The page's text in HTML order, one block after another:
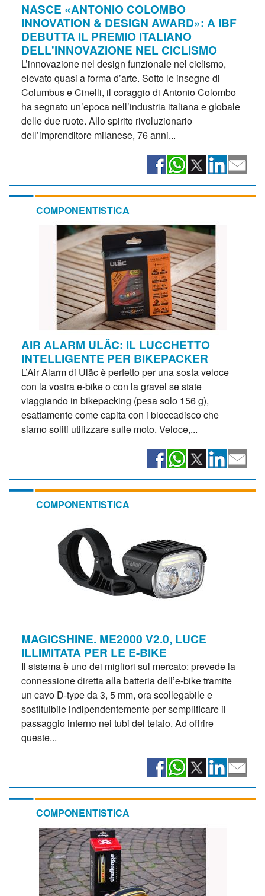
NASCE «ANTONIO COLOMBO
INNOVATION & DESIGN AWARD»: A IBF
DEBUTTA IL PREMIO ITALIANO
DELL'INNOVAZIONE NEL CICLISMO
L’innovazione nel design funzionale nel ciclismo,
elevato quasi a forma d’arte. Sotto le insegne di
Columbus e Cinelli, il coraggio di Antonio Colombo
ha segnato un’epoca nell’industria italiana e globale
delle due ruote. Allo spirito rivoluzionario
dell’imprenditore milanese, 76 anni...
COMPONENTISTICA
AIR ALARM ULÄC: IL LUCCHETTO
INTELLIGENTE PER BIKEPACKER
L’Air Alarm di Uläc è perfetto per una sosta veloce
con la vostra e-bike o con la gravel se state
viaggiando in bikepacking (pesa solo 156 g),
esattamente come capita con i bloccadisco che
siamo soliti utilizzare sulle moto. Veloce,...
COMPONENTISTICA
MAGICSHINE. ME2000 V2.0, LUCE
ILLIMITATA PER LE E-BIKE
Il sistema è uno dei migliori sul mercato: prevede la
connessione diretta alla batteria dell’e-bike tramite
un cavo D-type da 3, 5 mm, ora scollegabile e
sostituibile indipendentemente per semplificare il
passaggio interno nei tubi del telaio. Ad offrire
queste...
COMPONENTISTICA